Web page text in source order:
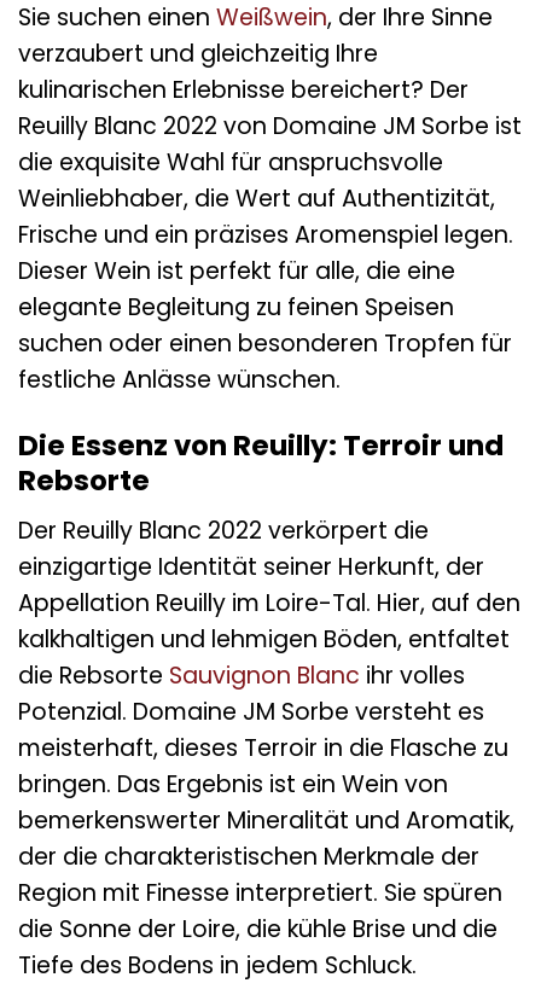
Sie suchen einen Weißwein, der Ihre Sinne
verzaubert und gleichzeitig Ihre
kulinarischen Erlebnisse bereichert? Der
Reuilly Blanc 2022 von Domaine JM Sorbe ist
die exquisite Wahl für anspruchsvolle
Weinliebhaber, die Wert auf Authentizität,
Frische und ein präzises Aromenspiel legen.
Dieser Wein ist perfekt für alle, die eine
elegante Begleitung zu feinen Speisen
suchen oder einen besonderen Tropfen für
festliche Anlässe wünschen.
Die Essenz von Reuilly: Terroir und
Rebsorte
Der Reuilly Blanc 2022 verkörpert die
einzigartige Identität seiner Herkunft, der
Appellation Reuilly im Loire-Tal. Hier, auf den
kalkhaltigen und lehmigen Böden, entfaltet
die Rebsorte Sauvignon Blanc ihr volles
Potenzial. Domaine JM Sorbe versteht es
meisterhaft, dieses Terroir in die Flasche zu
bringen. Das Ergebnis ist ein Wein von
bemerkenswerter Mineralität und Aromatik,
der die charakteristischen Merkmale der
Region mit Finesse interpretiert. Sie spüren
die Sonne der Loire, die kühle Brise und die
Tiefe des Bodens in jedem Schluck.